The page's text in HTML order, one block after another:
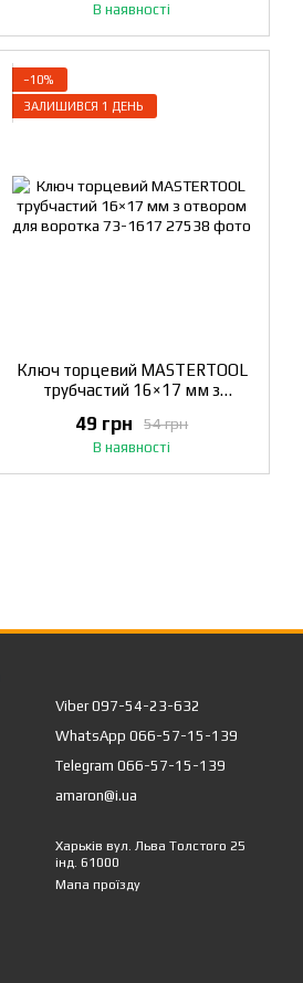
В наявності
−10%
ЗАЛИШИВСЯ 1 ДЕНЬ
Ключ торцевий MASTERTOOL
трубчастий 16×17 мм з
54 грн
49 грн
В наявності
Viber 097-54-23-632
WhatsApp 066-57-15-139
Telegram 066-57-15-139
amaron@i.ua
Харьків вул. Льва Толстого 25
інд. 61000
Мапа проїзду